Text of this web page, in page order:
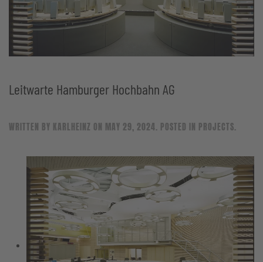
Leitwarte Hamburger Hochbahn AG
WRITTEN BY KARLHEINZ ON MAY 29, 2024. POSTED IN PROJECTS.